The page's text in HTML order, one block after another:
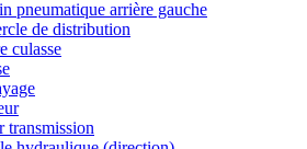
pneumatique arrière gauche
de distribution
culasse
transmission